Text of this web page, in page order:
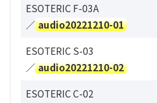
ESOTERIC F-03A
／ audio20221210-01
ESOTERIC S-03
／ audio20221210-02
ESOTERIC C-02